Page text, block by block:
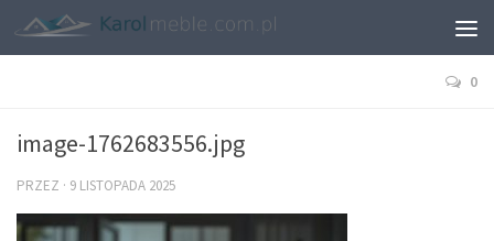
0
image-1762683556.jpg
PRZEZ · 9 LISTOPADA 2025